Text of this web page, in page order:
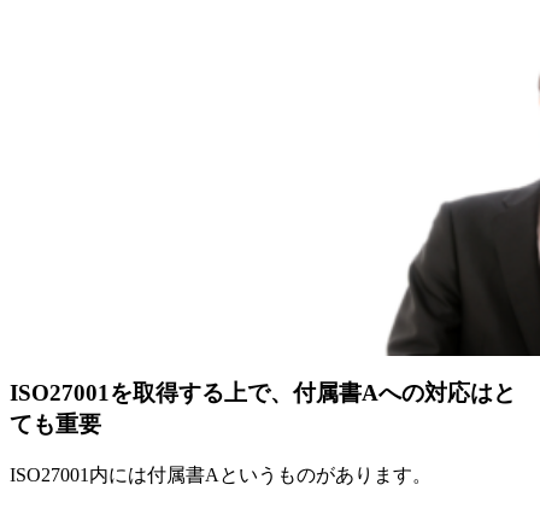
ISO27001を取得する上で、付属書Aへの対応はと
ても重要
ISO27001内には付属書Aというものがあります。